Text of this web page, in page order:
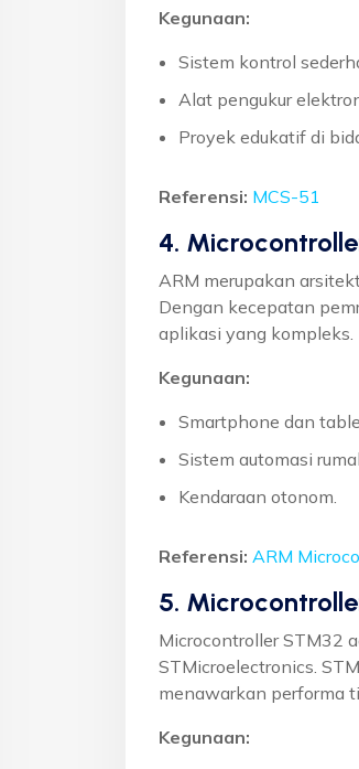
Kegunaan:
Sistem kontrol
Alat pengukur
Proyek edukatif di
Referensi: MCS-51
4.
ARM merupakan
Dengan kecepatan
aplikasi yang kompleks.
Kegunaan:
Smartphone dan
Sistem automasi
Kendaraan otonom.
Referensi: ARM
5.
Microcontroller STM32
STMicroelectronics.
menawarkan performa
Kegunaan: